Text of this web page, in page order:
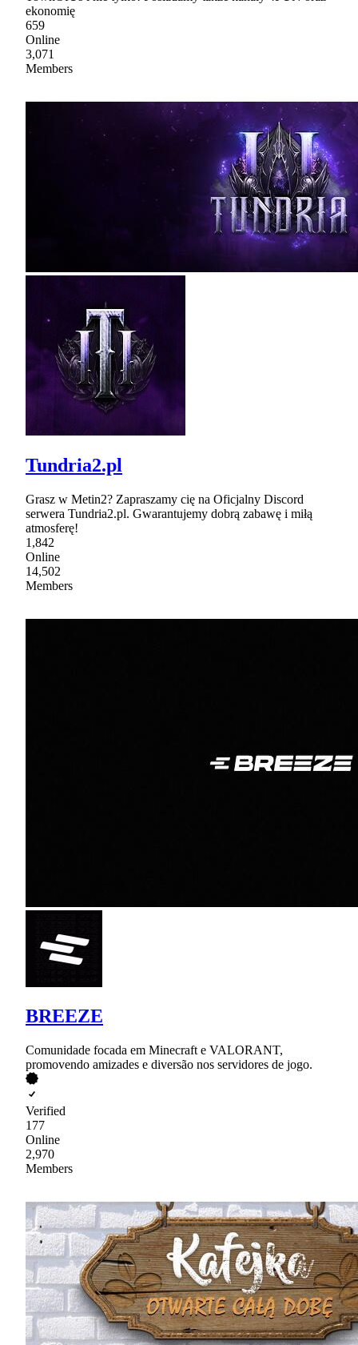
ekonomię
659
Online
3,071
Members
Tundria2.pl
Grasz w Metin2? Zapraszamy cię na Oficjalny Discord
serwera Tundria2.pl. Gwarantujemy dobrą zabawę i miłą
atmosferę!
1,842
Online
14,502
Members
BREEZE
Comunidade focada em Minecraft e VALORANT,
promovendo amizades e diversão nos servidores de jogo.
Verified
177
Online
2,970
Members